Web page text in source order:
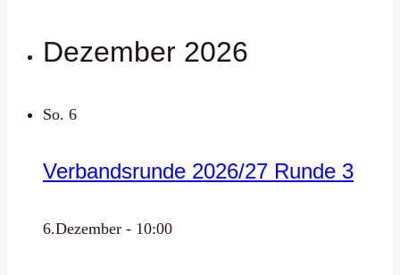
Dezember 2026
So. 6
Verbandsrunde 2026/27 Runde 3
6.Dezember - 10:00